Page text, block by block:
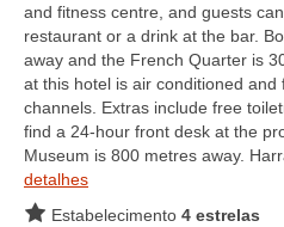
and fitness centre, and guests
restaurant or a drink at the bar.
away and the French Quarter is
at this hotel is air conditioned and
channels. Extras include free
find a 24-hour front desk at the
Museum is 800 metres away.
detalhes
Estabelecimento 4 estrelas